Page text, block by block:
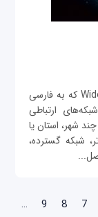
شبکه ناحیه گسترده WAN یا Wide Area Network که به فارسی
ارتباطی
شهر، استان یا
شبکه گسترده،
7
8
9
…